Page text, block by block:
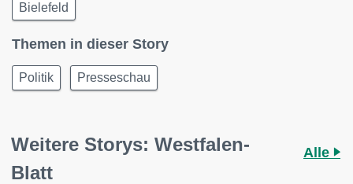
Bielefeld
Themen in dieser Story
Politik Presseschau
Weitere Storys: Westfalen-
Blatt
Alle